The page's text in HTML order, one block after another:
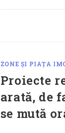
ZONE ȘI PIAȚA
Proiecte
arată, de
se mută